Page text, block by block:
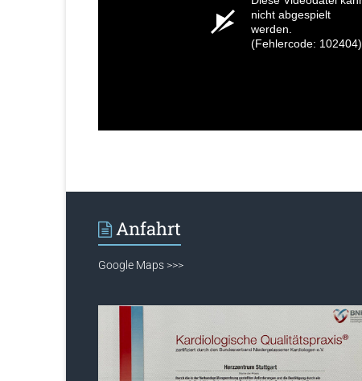
nicht abgespielt
werden.
(Fehlercode: 102404)
Anfahrt
Google Maps >>>